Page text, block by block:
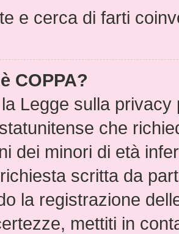
e cerca di farti
COPPA?
Legge sulla
che
dei minori di età
scritta da
la registrazione
mettiti in